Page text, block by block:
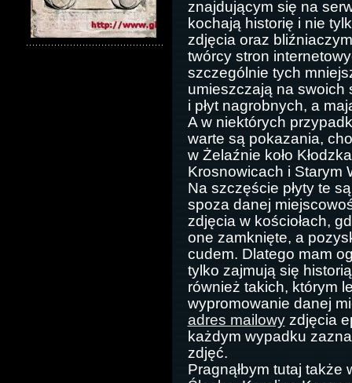
znajdującym się na
kochają historię i nie
zdjęcia oraz
twórcy stron
szczególnie tych
umieszczają na swoich
i płyt nagrobnych, a
A w niektórych
warte są pokazania,
w Żelaźnie koło
Krosnowicach i Starym
Na szczęście płyty te
spoza danej
zdjęcia w kościołach,
one zamknięte, a
cudem. Dlatego mam
tylko zajmują się
również takich, którym
wypromowanie danej
adres mailowyzdjęcia
każdym wypadku
zdjęć.
Pragnąłbym tutaj